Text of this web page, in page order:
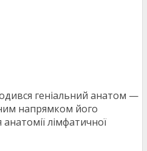
геніальний анатом —
напрямком його
лімфатичної